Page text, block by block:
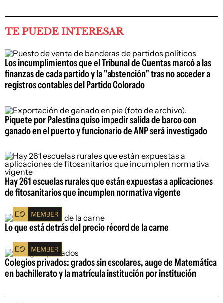
TE PUEDE INTERESAR
Los incumplimientos que el Tribunal de Cuentas marcó a las
finanzas de cada partido y la "abstención" tras no acceder a
registros contables del Partido Colorado
Piquete por Palestina quiso impedir salida de barco con
ganado en el puerto y funcionario de ANP será investigado
Hay 261 escuelas rurales que están expuestas a aplicaciones
de fitosanitarios que incumplen normativa vigente
Lo que está detrás del precio récord de la carne
Colegios privados: grados sin escolares, auge de Matemática
en bachillerato y la matrícula institución por institución